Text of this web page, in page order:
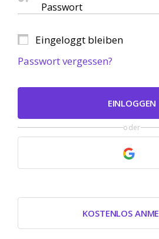
Passwort
Eingeloggt bleiben
Passwort vergessen?
EINLOGGEN
oder
KOSTENLOS